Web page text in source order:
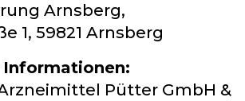
Arnsberg,
1, 59821 Arnsberg
Arzneimittel Pütter GmbH &